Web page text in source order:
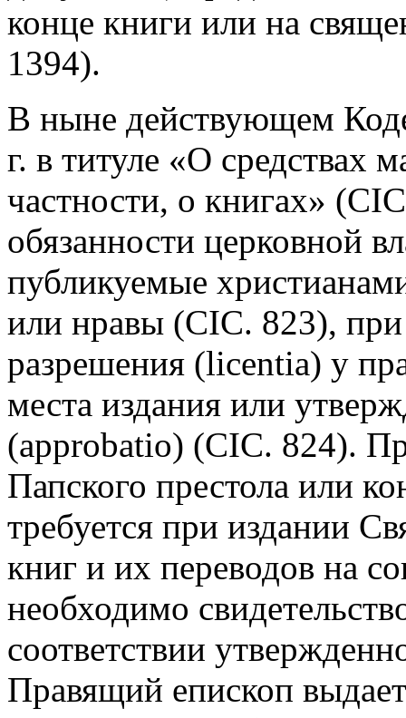
конце книги или на
1394).
В ныне действующем
г. в титуле «О средствах
частности, о книгах»
обязанности церковной
публикуемые
или нравы (CIC. 823), при
разрешения (licentia) у
места издания или
(approbatio) (CIC. 824).
Папского престола или
требуется при издании
книг и их переводов на
необходимо
соответствии
Правящий епископ